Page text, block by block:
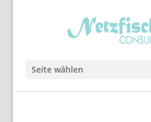
Seite wählen